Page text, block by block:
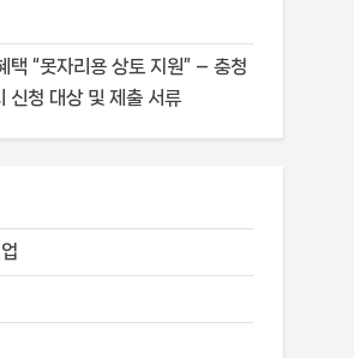
택 “못자리용 상토 지원” – 충청
신청 대상 및 제출 서류